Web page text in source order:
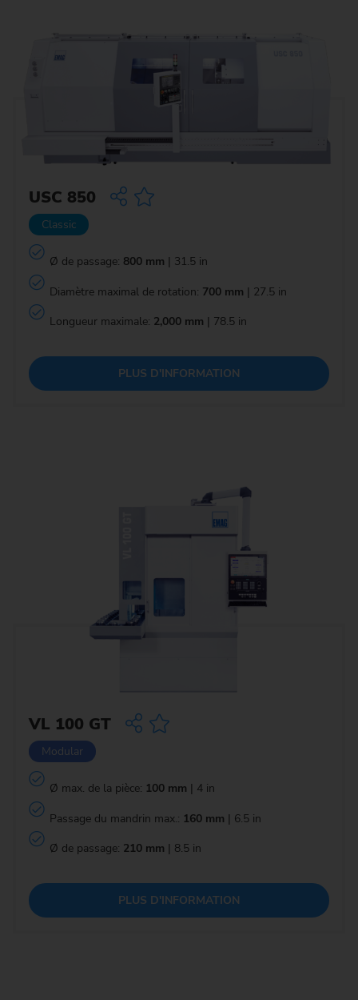
USC 850
Classic
Ø de passage: 800 mm | 31.5 in
Diamètre maximal de rotation: 700 mm | 27.5 in
Longueur maximale: 2,000 mm | 78.5 in
PLUS D'INFORMATION
VL 100 GT
Modular
Ø max. de la pièce: 100 mm | 4 in
Passage du mandrin max.: 160 mm | 6.5 in
Ø de passage: 210 mm | 8.5 in
PLUS D'INFORMATION